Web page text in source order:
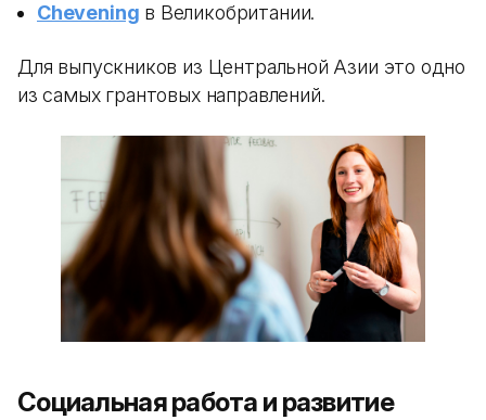
Chevening в Великобритании.
Для выпускников из Центральной Азии это одно
из самых грантовых направлений.
Социальная работа и развитие